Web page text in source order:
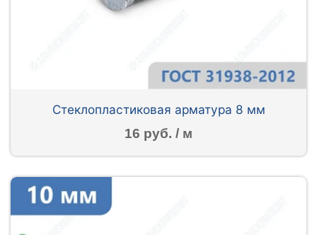
Стеклопластиковая арматура 8 мм
16 руб. / м